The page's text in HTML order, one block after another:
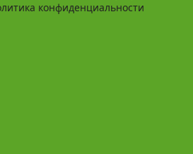
конфиденциальности